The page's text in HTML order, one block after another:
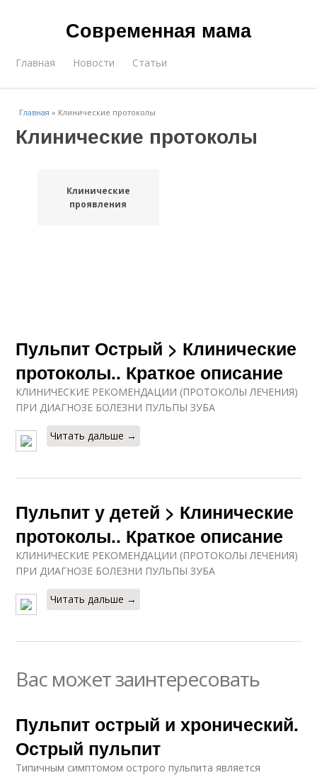
Современная мама
Главная Новости Статьи
Главная » Клинические протоколы
Клинические протоколы
Клинические
проявления
Пульпит Острый > Клинические
протоколы.. Краткое описание
КЛИНИЧЕСКИЕ РЕКОМЕНДАЦИИ (ПРОТОКОЛЫ ЛЕЧЕНИЯ)
ПРИ ДИАГНОЗЕ БОЛЕЗНИ ПУЛЬПЫ ЗУБА
Читать дальше →
Пульпит у детей > Клинические
протоколы.. Краткое описание
КЛИНИЧЕСКИЕ РЕКОМЕНДАЦИИ (ПРОТОКОЛЫ ЛЕЧЕНИЯ)
ПРИ ДИАГНОЗЕ БОЛЕЗНИ ПУЛЬПЫ ЗУБА
Читать дальше →
Вас может заинтересовать
Пульпит острый и хронический.
Острый пульпит
Типичным симптомом острого пульпита является